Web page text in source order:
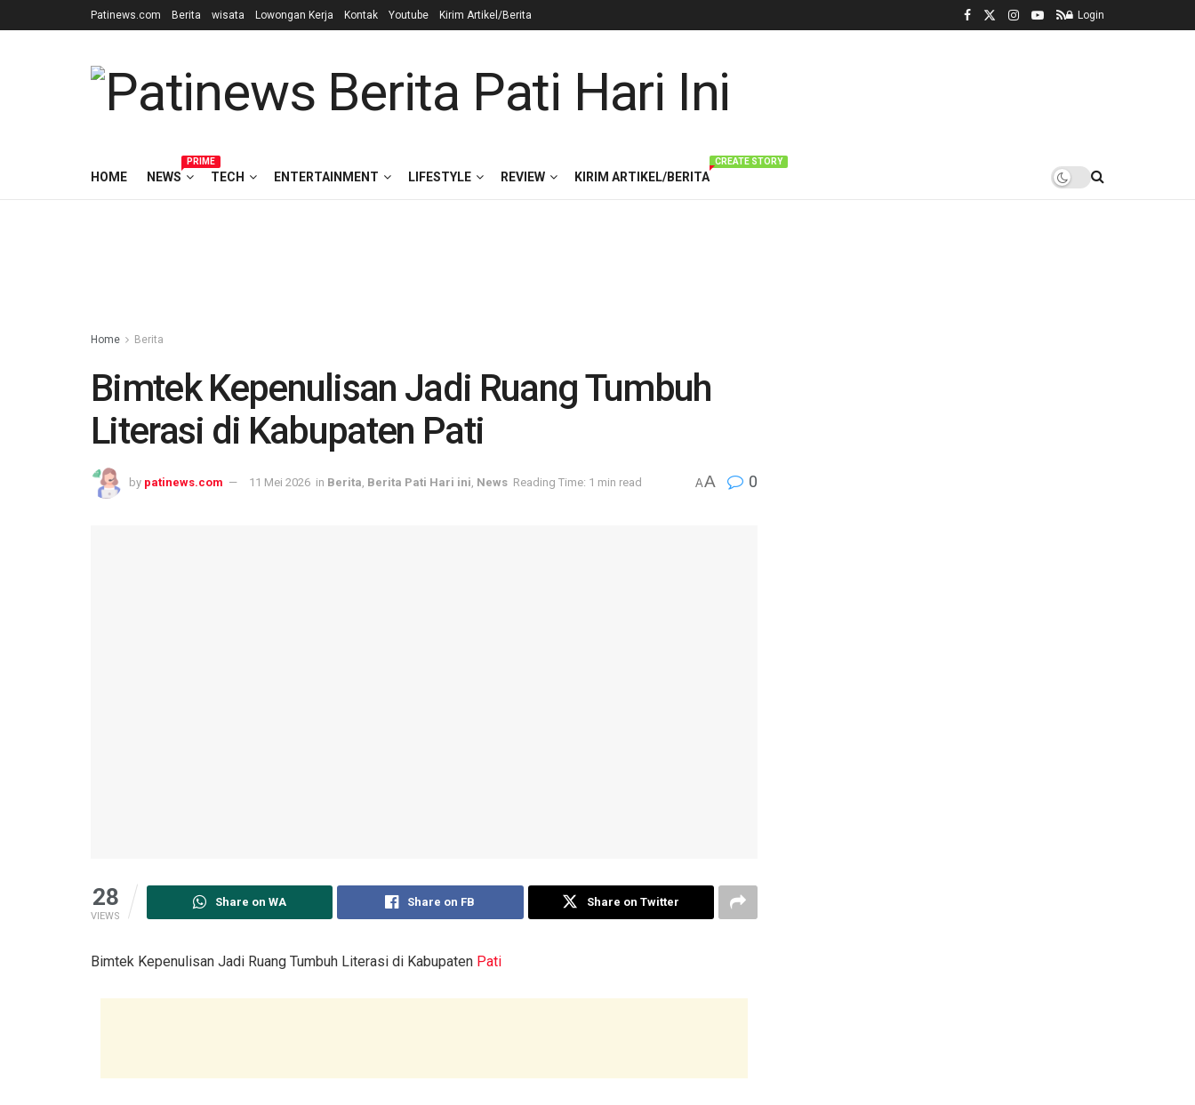
Patinews.com Berita wisata Lowongan Kerja Kontak Youtube Kirim Artikel/Berita Login
HOME NEWS
PRIME
TECH ENTERTAINMENT LIFESTYLE REVIEW KIRIM ARTIKEL/BERITA
CREATE STORY
Home Berita
Bimtek Kepenulisan Jadi Ruang Tumbuh
Literasi di Kabupaten Pati
by patinews.com 11 Mei 2026 in Berita Berita Pati Hari ini News Reading Time: 1 min read AA 0
28
VIEWS
Share on WA Share on FB Share on Twitter
Bimtek Kepenulisan Jadi Ruang Tumbuh Literasi di Kabupaten Pati